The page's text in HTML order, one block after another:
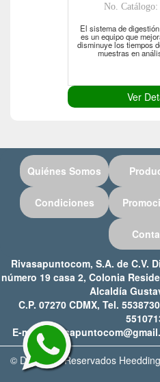
No. Catálogo:
El sistema de
es un equipo que
disminuye los tiempos
muestras en
Ver
Quiénes Somos
Condiciones
Rivasapuntocom, S.A. de C.V.
número 19 casa 2, Colonia
Alcaldía
C.P. 07270 CDMX, Tel.
E-mail:
© Derechos Reservados